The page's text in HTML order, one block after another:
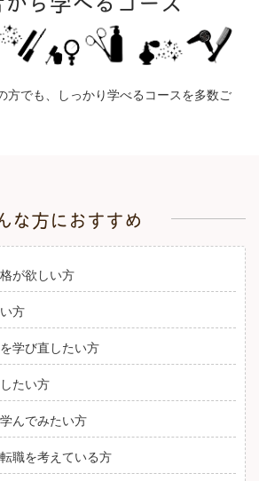
方でも、しっかり学べるコースを多数ご
な方におすすめ
が欲しい方
方
学び直したい方
たい方
んでみたい方
職を考えている方